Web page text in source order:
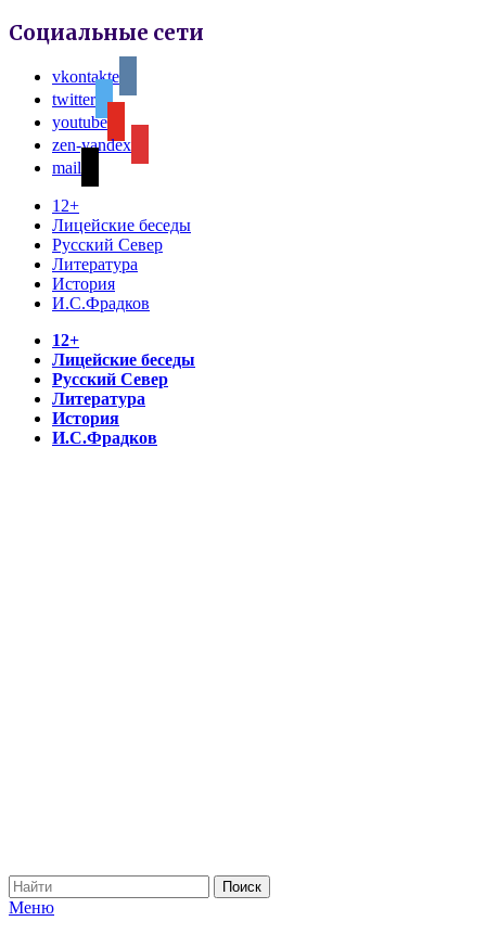
Социальные сети
vkontakte
twitter
youtube
zen-yandex
mail
12+
Лицейские беседы
Русский Север
Литература
История
И.С.Фрадков
12+
Лицейские беседы
Русский Север
Литература
История
И.С.Фрадков
Меню